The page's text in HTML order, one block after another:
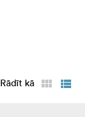
Rādīt kā